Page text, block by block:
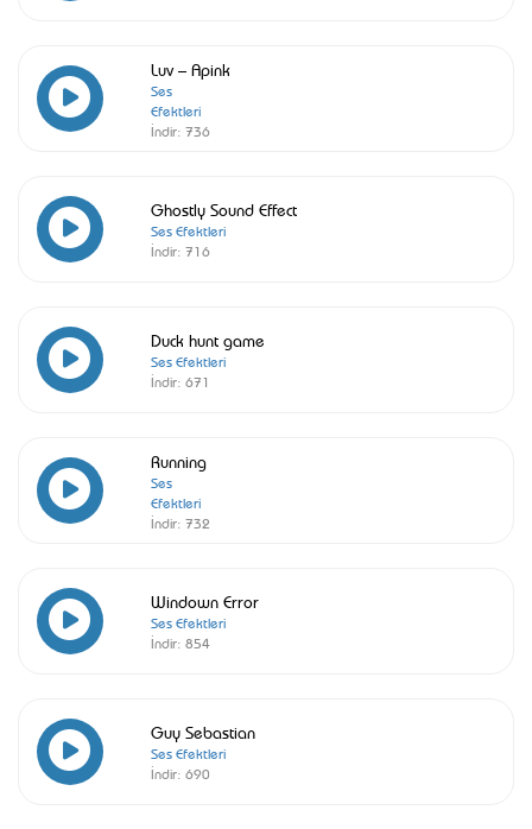
Luv – Apink
Ses
Efektleri
İndir: 736
Ghostly Sound Effect
Ses Efektleri
İndir: 716
Duck hunt game
Ses Efektleri
İndir: 671
Running
Ses
Efektleri
İndir: 732
Windown Error
Ses Efektleri
İndir: 854
Guy Sebastian
Ses Efektleri
İndir: 690